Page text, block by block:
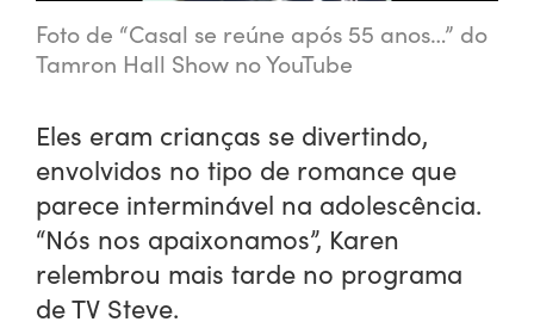
Foto de “Casal se reúne após 55 anos…” do
Tamron Hall Show no YouTube
Eles eram crianças se divertindo,
envolvidos no tipo de romance que
parece interminável na adolescência.
“Nós nos apaixonamos”, Karen
relembrou mais tarde no programa
de TV Steve.